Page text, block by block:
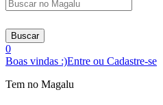
Buscar
0
Boas vindas :)Entre ou Cadastre-se
Tem no Magalu